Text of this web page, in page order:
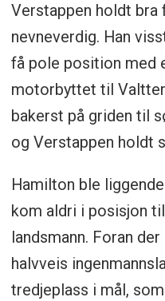
Verstappen holdt bra
nevneverdig. Han
få pole position med
motorbyttet til
bakerst på griden til
og Verstappen holdt
Hamilton ble
kom aldri i posisjon
landsmann. Foran
halvveis
tredjeplass i mål,